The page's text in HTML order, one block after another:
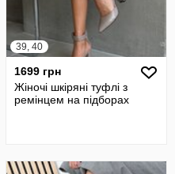
39, 40
1699 грн
Жіночі шкіряні туфлі з
ремінцем на підборах